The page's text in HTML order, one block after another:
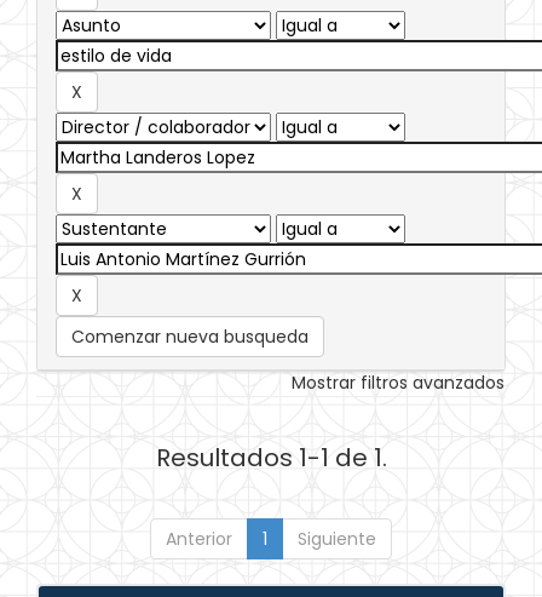
Comenzar nueva busqueda
Mostrar filtros avanzados
Resultados 1-1 de 1.
Anterior 1 Siguiente